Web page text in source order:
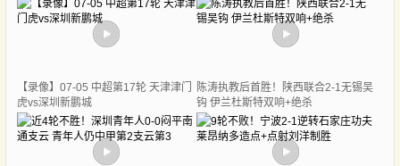
【录像】07-05 中超第17轮 天津津门
虎vs深圳新鹏城
陈涛执教后首胜！陕西联合2-1无锡吴
钩 伊兰杜斯特双响+绝杀